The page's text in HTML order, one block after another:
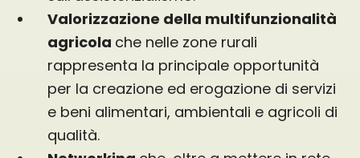
Valorizzazione della multifunzionalità
agricola che nelle zone rurali
rappresenta la principale opportunità
per la creazione ed erogazione di servizi
e beni alimentari, ambientali e agricoli di
qualità.